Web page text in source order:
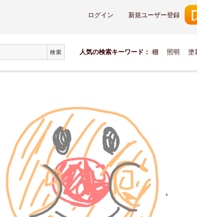
新規ユーザー登録
ログイン
検索 人気の検索キーワード： 棚 照明 塗